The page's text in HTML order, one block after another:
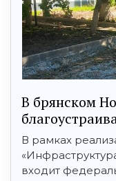
В брянском
В рамках
входит